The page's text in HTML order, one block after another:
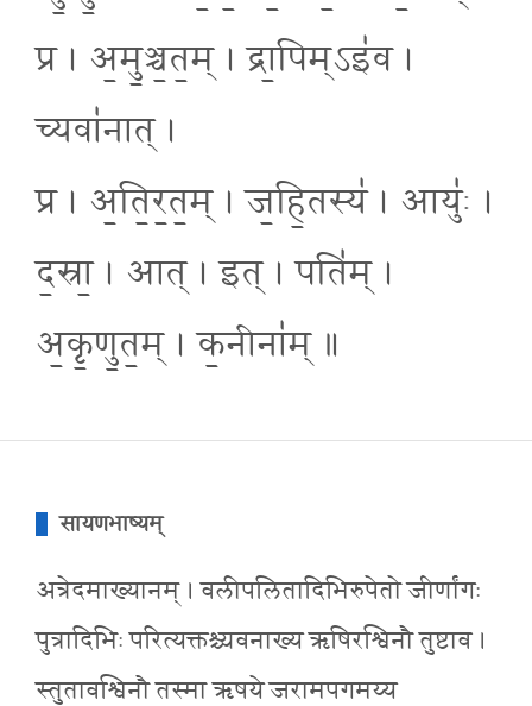
प्र । अ॒मु॒ञ्च॒त॒म् । द्रा॒पिम्ऽइ॑व ।
च्यवा॑नात् ।
प्र । अ॒ति॒र॒त॒म् । ज॒हि॒तस्य॑ । आयुः॑ ।
द॒स्रा॒ । आत् । इत् । पति॑म् ।
अ॒कृ॒णु॒त॒म् । क॒नीना॑म् ॥
सायणभाष्यम्
अत्रेदमाख्यानम् । वलीपलितादिभिरुपेतो जीर्णांगः
पुत्रादिभिः परित्यक्तश्च्यवनाख्य ऋषिरश्विनौ तुष्टाव ।
स्तुतावश्विनौ तस्मा ऋषये जरामपगमय्य